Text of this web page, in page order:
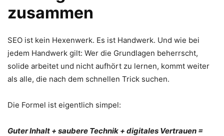
zusammen
SEO ist kein Hexenwerk. Es ist Handwerk. Und wie bei
jedem Handwerk gilt: Wer die Grundlagen beherrscht,
solide arbeitet und nicht aufhört zu lernen, kommt weiter
als alle, die nach dem schnellen Trick suchen.
Die Formel ist eigentlich simpel:
Guter Inhalt + saubere Technik + digitales Vertrauen =